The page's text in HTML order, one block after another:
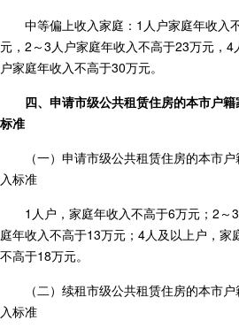
中等偏上收入家庭：1人户家庭年收入
元，2～3人户家庭年收入不高于23万元，4
户家庭年收入不高于30万元。
四、申请市级公共租赁住房的本市户籍
标准
（一）申请市级公共租赁住房的本市
入标准
1人户，家庭年收入不高于6万元；2～
庭年收入不高于13万元；4人及以上户，家
不高于18万元。
（二）续租市级公共租赁住房的本市
入标准